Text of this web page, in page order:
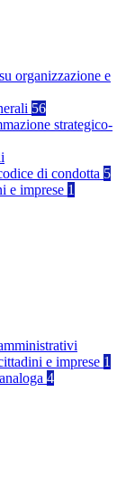
organizzazione e
56
strategico-
di condotta 5
e imprese 1
e imprese 1
4